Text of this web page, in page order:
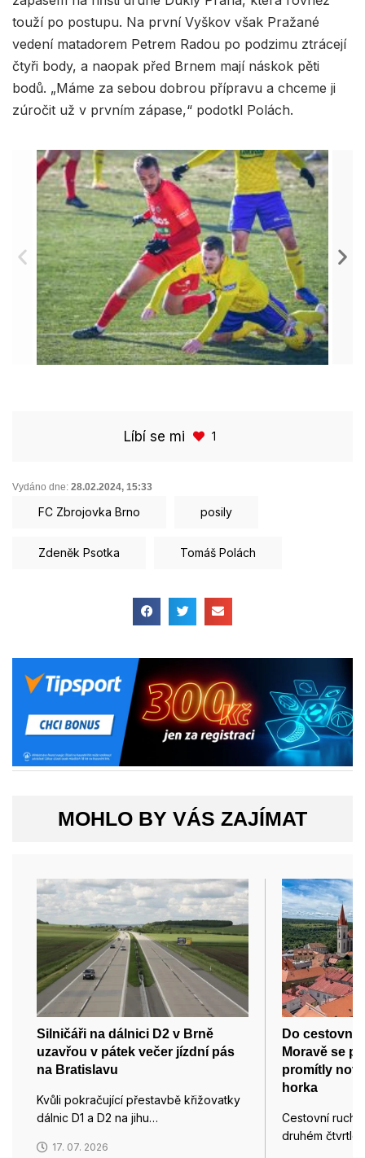
touží po postupu. Na první Vyškov však Pražané
vedení matadorem Petrem Radou po podzimu ztrácejí
čtyři body, a naopak před Brnem mají náskok pěti
bodů. „Máme za sebou dobrou přípravu a chceme ji
zúročit už v prvním zápase,“ podotkl Polách.
Líbí se mi 1
Vydáno dne: 28.02.2024, 15:33
FC Zbrojovka Brno posily
Zdeněk Psotka Tomáš Polách
MOHLO BY VÁS ZAJÍMAT
Silničáři na dálnici D2 v Brně
uzavřou v pátek večer jízdní pás
na Bratislavu
Kvůli pokračující přestavbě křižovatky
dálnic D1 a D2 na jihu…
17. 07. 2026
Do
Moravě se
promítly
horka
Cestovní ruch
druhém